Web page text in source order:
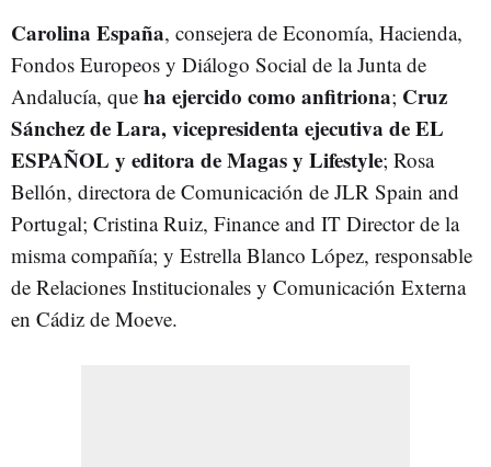
Carolina España, consejera de Economía, Hacienda,
Fondos Europeos y Diálogo Social de la Junta de
Andalucía, que ha ejercido como anfitriona; Cruz
Sánchez de Lara, vicepresidenta ejecutiva de EL
ESPAÑOL y editora de Magas y Lifestyle; Rosa
Bellón, directora de Comunicación de JLR Spain and
Portugal; Cristina Ruiz, Finance and IT Director de la
misma compañía; y Estrella Blanco López, responsable
de Relaciones Institucionales y Comunicación Externa
en Cádiz de Moeve.